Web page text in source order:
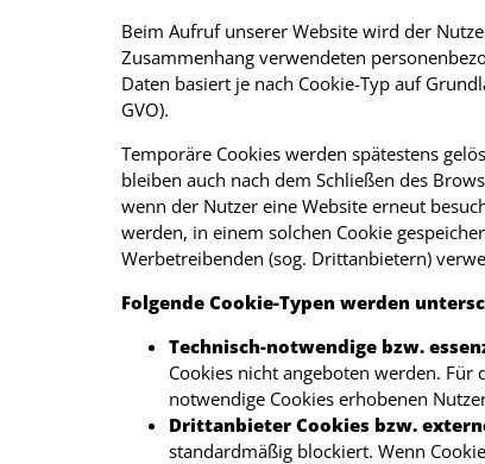
Beim Aufruf unserer Website wird der
Zusammenhang verwendeten
Daten basiert je nach Cookie-Typ auf
GVO).
Temporäre Cookies werden spätestens
bleiben auch nach dem Schließen des
wenn der Nutzer eine Website erneut
werden, in einem solchen Cookie
Werbetreibenden (sog. Drittanbietern)
Folgende Cookie-Typen werden
Technisch-notwendige bzw.
Cookies nicht angeboten werden.
notwendige Cookies erhobenen
Drittanbieter Cookies bzw.
standardmäßig blockiert. Wenn